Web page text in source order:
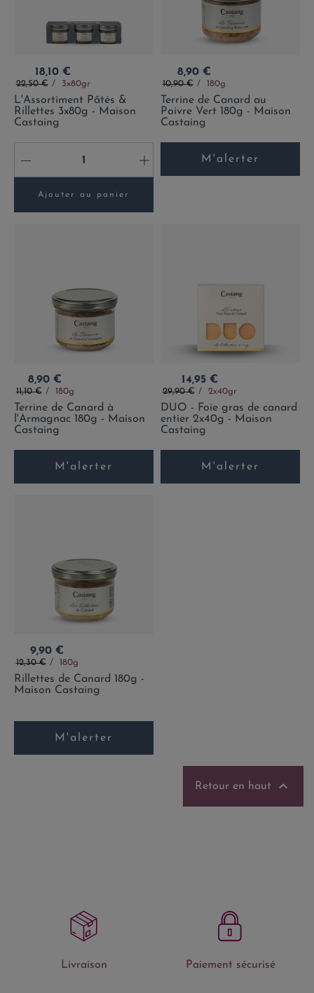
Prix
18,10 €
Prix de base
22,50 € 3x80gr
L'Assortiment Pâtés &
Rillettes 3x80g - Maison
Castaing
- +
Ajouter au panier
Prix
8,90 €
Prix de base
10,90 € 180g
Terrine de Canard au
Poivre Vert 180g - Maison
Castaing
M'alerter
Prix
8,90 €
Prix de base
11,10 € 180g
Terrine de Canard à
l'Armagnac 180g - Maison
Castaing
M'alerter
Prix
14,95 €
Prix de base
29,90 € 2x40gr
DUO - Foie gras de canard
entier 2x40g - Maison
Castaing
M'alerter
Prix
9,90 €
Prix de base
12,30 € 180g
Rillettes de Canard 180g -
Maison Castaing
M'alerter
Retour en haut 
Livraison Paiement sécurisé